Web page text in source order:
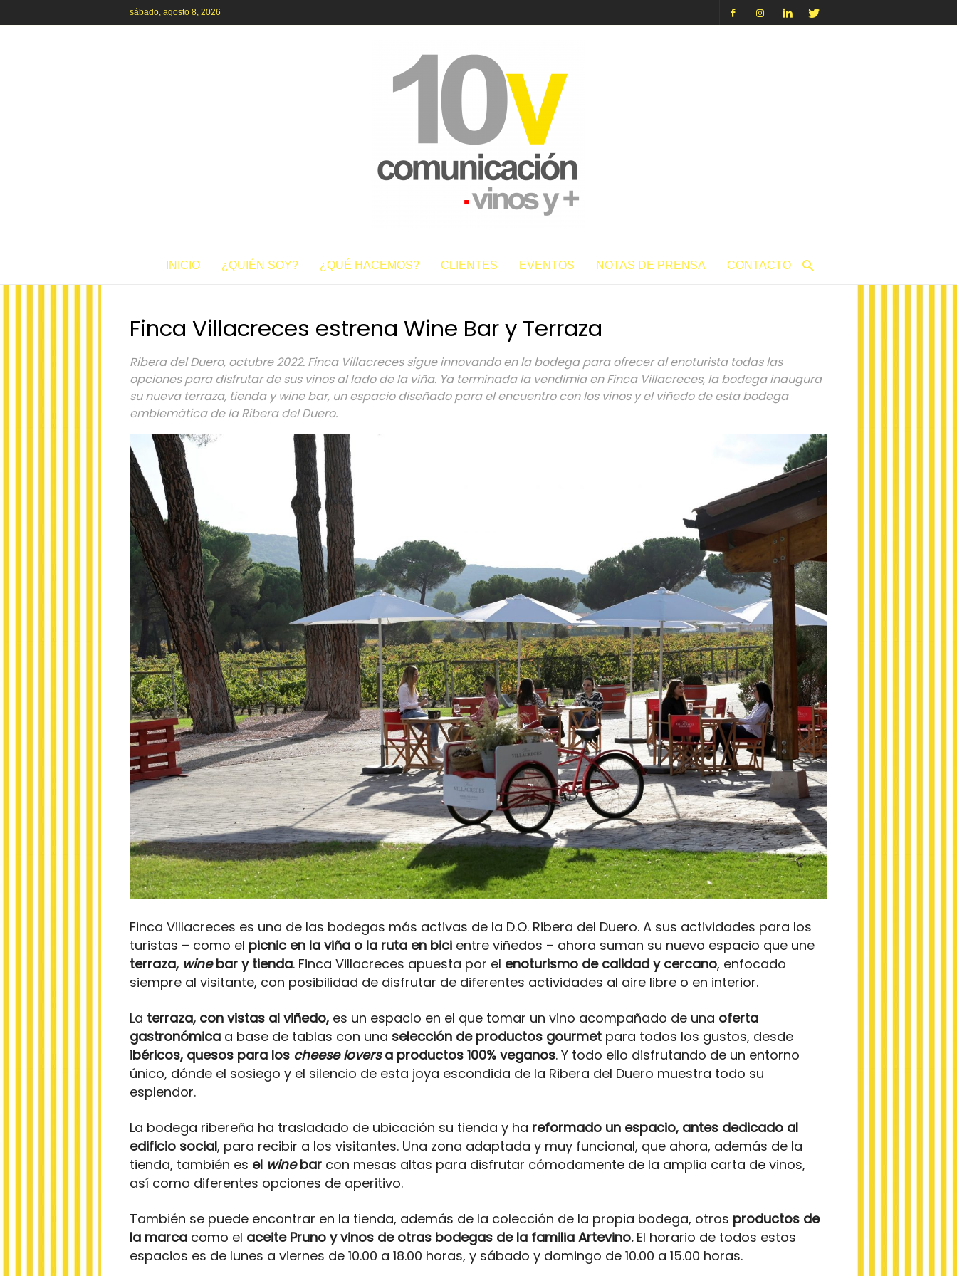
sábado, agosto 8, 2026
INICIO ¿QUIÉN SOY? ¿QUÉ HACEMOS? CLIENTES EVENTOS NOTAS DE PRENSA CONTACTO
Finca Villacreces estrena Wine Bar y Terraza
Ribera del Duero, octubre 2022. Finca Villacreces sigue innovando en la bodega para ofrecer al enoturista todas las
opciones para disfrutar de sus vinos al lado de la viña. Ya terminada la vendimia en Finca Villacreces, la bodega inaugura
su nueva terraza, tienda y wine bar, un espacio diseñado para el encuentro con los vinos y el viñedo de esta bodega
emblemática de la Ribera del Duero.
Finca Villacreces es una de las bodegas más activas de la D.O. Ribera del Duero. A sus actividades para los
turistas – como el picnic en la viña o la ruta en bici entre viñedos – ahora suman su nuevo espacio que une
terraza, winebar y tienda. Finca Villacreces apuesta por el enoturismo de calidad y cercano, enfocado
siempre al visitante, con posibilidad de disfrutar de diferentes actividades al aire libre o en interior.
La terraza, con vistas al viñedo, es un espacio en el que tomar un vino acompañado de una oferta
gastronómica a base de tablas con una selección de productos gourmet para todos los gustos, desde
ibéricos, quesos para los cheese loversa productos 100% veganos. Y todo ello disfrutando de un entorno
único, dónde el sosiego y el silencio de esta joya escondida de la Ribera del Duero muestra todo su
esplendor.
La bodega ribereña ha trasladado de ubicación su tienda y ha reformado un espacio, antes dedicado al
edificio social, para recibir a los visitantes. Una zona adaptada y muy funcional, que ahora, además de la
tienda, también es el winebar con mesas altas para disfrutar cómodamente de la amplia carta de vinos,
así como diferentes opciones de aperitivo.
También se puede encontrar en la tienda, además de la colección de la propia bodega, otros productos de
la marca como el aceite Pruno y vinos de otras bodegas de la familia Artevino. El horario de todos estos
espacios es de lunes a viernes de 10.00 a 18.00 horas, y sábado y domingo de 10.00 a 15.00 horas.